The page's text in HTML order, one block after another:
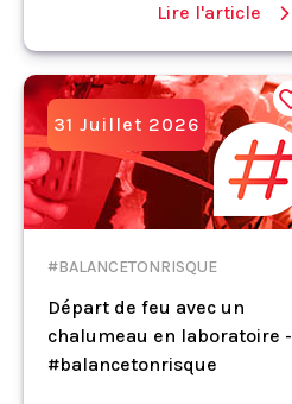
Lire l'article
31 Juillet 2026
#BALANCETONRISQUE
Départ de feu avec un
chalumeau en laboratoire -
#balancetonrisque